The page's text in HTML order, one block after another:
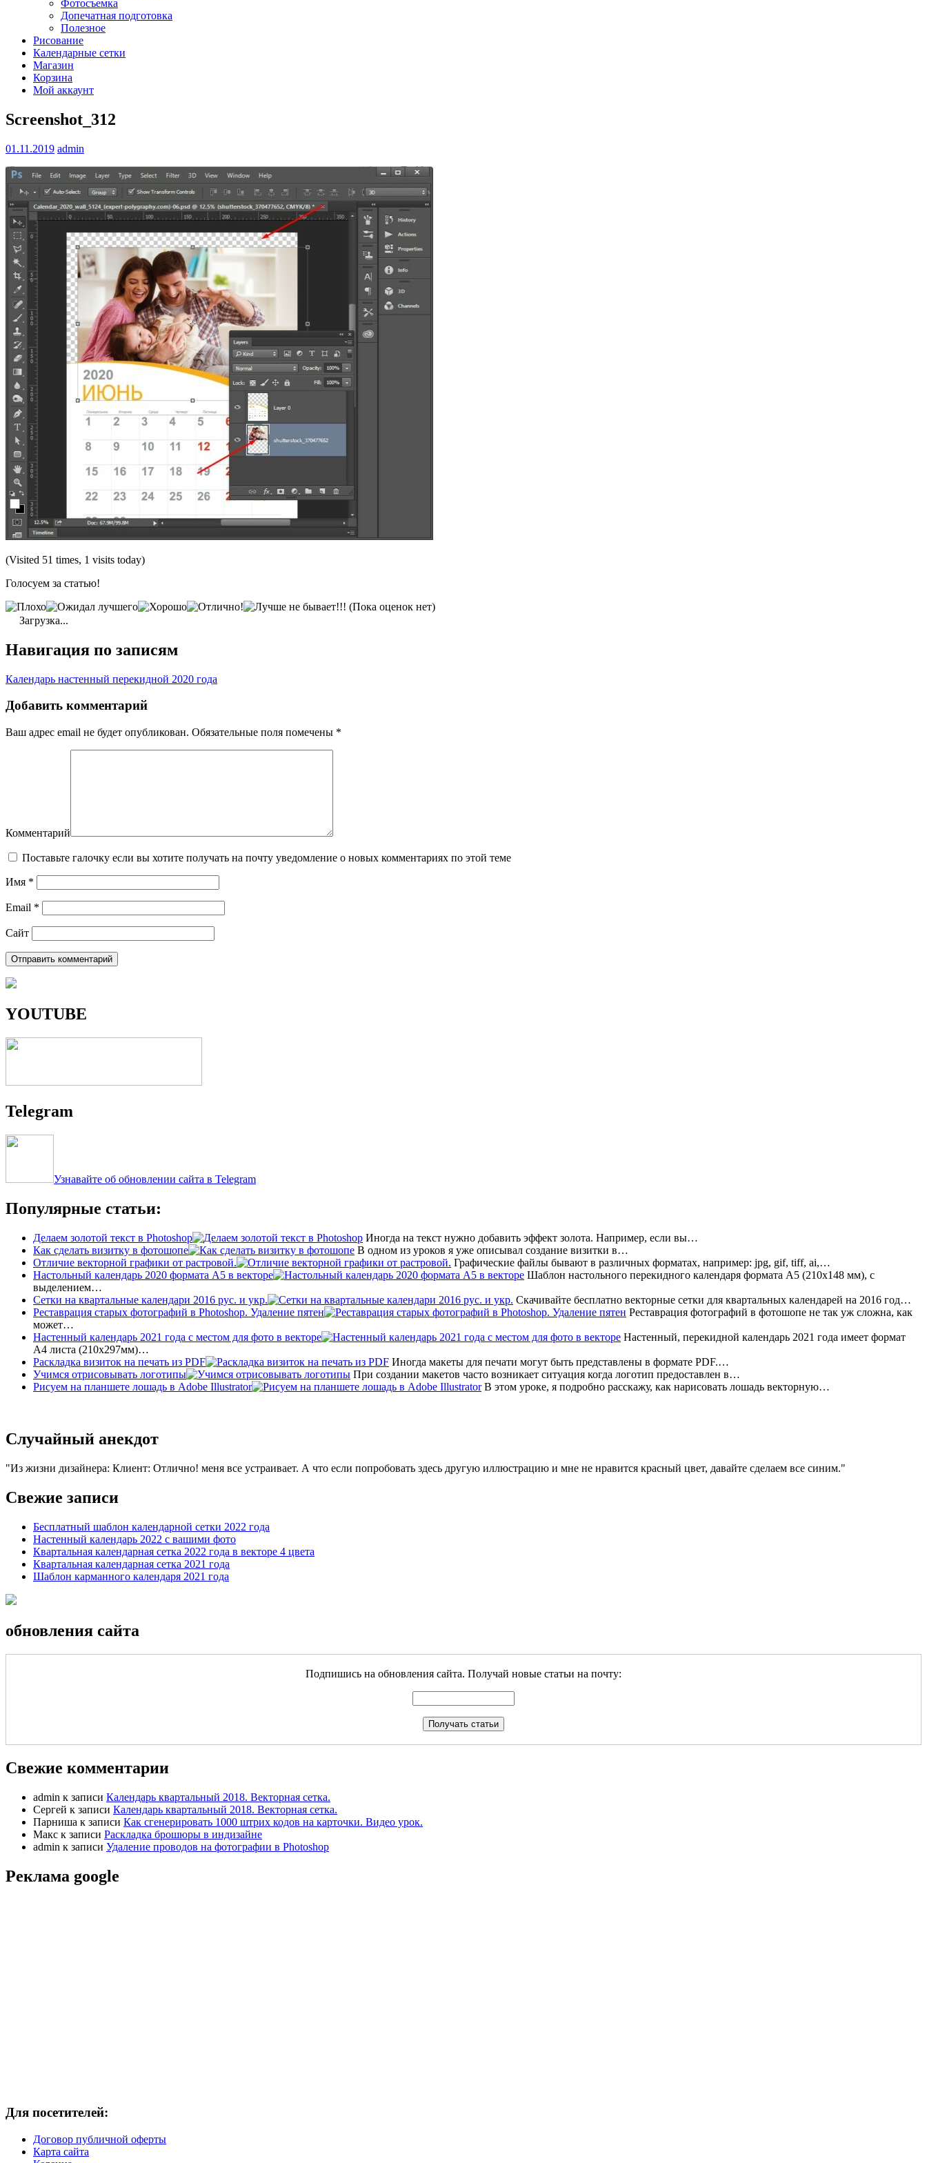
Фотосъемка
Допечатная подготовка
Полезное
Рисование
Календарные сетки
Магазин
Корзина
Мой аккаунт
Screenshot_312
01.11.2019 admin
(Visited 51 times, 1 visits today)
Голосуем за статью!
(Пока оценок нет)
Загрузка...
Навигация по записям
Календарь настенный перекидной 2020 года
Добавить комментарий
Ваш адрес email не будет опубликован. Обязательные поля помечены *
Комментарий
Поставьте галочку если вы хотите получать на почту уведомление о новых комментариях по этой теме
Имя *
Email *
Сайт
YOUTUBE
Telegram
Узнавайте об обновлении сайта в Telegram
Популярные статьи:
Делаем золотой текст в Photoshop
Иногда на текст нужно добавить эффект золота. Например, если вы…
Как сделать визитку в фотошопе
В одном из уроков я уже описывал создание визитки в…
Отличие векторной графики от растровой.
Графические файлы бывают в различных форматах, например: jpg, gif, tiff, ai,…
Настольный календарь 2020 формата А5 в векторе
Шаблон настольного перекидного календаря формата А5 (210х148 мм), с
выделением…
Сетки на квартальные календари 2016 рус. и укр.
Скачивайте бесплатно векторные сетки для квартальных календарей на 2016 год…
Реставрация старых фотографий в Photoshop. Удаление пятен
Реставрация фотографий в фотошопе не так уж сложна, как
может…
Настенный календарь 2021 года с местом для фото в векторе
Настенный, перекидной календарь 2021 года имеет формат
А4 листа (210х297мм)…
Раскладка визиток на печать из PDF
Иногда макеты для печати могут быть представлены в формате PDF.…
Учимся отрисовывать логотипы
При создании макетов часто возникает ситуация когда логотип предоставлен в…
Рисуем на планшете лошадь в Adobe Illustrator
В этом уроке, я подробно расскажу, как нарисовать лошадь векторную…
Случайный анекдот
Из жизни дизайнера: Клиент: Отлично! меня все устраивает. А что если попробовать здесь другую иллюстрацию и мне не нравится красный цвет, давайте сделаем все синим.
Свежие записи
Бесплатный шаблон календарной сетки 2022 года
Настенный календарь 2022 с вашими фото
Квартальная календарная сетка 2022 года в векторе 4 цвета
Квартальная календарная сетка 2021 года
Шаблон карманного календаря 2021 года
обновления сайта
Подпишись на обновления сайта. Получай новые статьи на почту:
Свежие комментарии
admin к записи Календарь квартальный 2018. Векторная сетка.
Сергей к записи Календарь квартальный 2018. Векторная сетка.
Парниша к записи Как сгенерировать 1000 штрих кодов на карточки. Видео урок.
Макс к записи Раскладка брошюры в индизайне
admin к записи Удаление проводов на фотографии в Photoshop
Реклама google
Для посетителей:
Договор публичной оферты
Карта сайта